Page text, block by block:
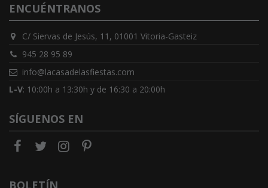
ENCUÉNTRANOS
C/ Siervas de Jesús, 11, 01001 Vitoria-Gasteiz
945 28 95 89
info@lacasadelasfiestas.com
L-V: 10:00h a 13:30h y de 16:30 a 20:00h
SÍGUENOS EN
BOLETÍN